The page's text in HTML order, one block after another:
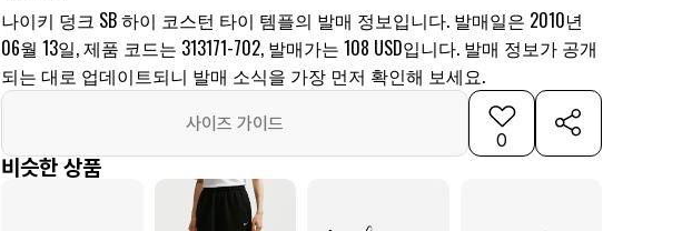
나이키 덩크 SB 하이 코스턴 타이 템플의 발매 정보입니다. 발매일은 2010년
06월 13일, 제품 코드는 313171-702, 발매가는 108 USD입니다. 발매 정보가 공개
되는 대로 업데이트되니 발매 소식을 가장 먼저 확인해 보세요.
사이즈 가이드
0
비슷한 상품